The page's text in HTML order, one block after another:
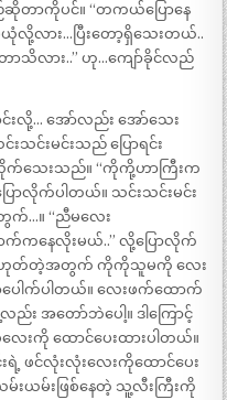
ဆိုတာကိုပင်။ “တကယ်ပြောနေ
လို့လား…ပြီးတော့ရှိသေးတယ်..
ာသိလား..” ဟု…ကျော်ခိုင်လည်
လို့… အော်လည်း အော်သေး
သင်းမင်းသည် ပြောရင်း
က်သေးသည်။ “ကိုကို့ဟာကြီးက
ြောလိုက်ပါတယ်။ သင်းသင်းမင်း
က်…။ “ညီမလေး
ကနေလိုးမယ်..” လို့ပြောလိုက်
မဟုတ်တဲ့အတွက် ကိုကိုသူမကို လေး
ါက်ပါတယ်။ လေးဖက်ထောက်
အတော်ဘဲပေါ့။ ဒါကြောင့်
ေးကို ထောင်ပေးထားပါတယ်။
းရဲ့ ဖင်လုံးလုံးလေးကိုထောင်ပေး
းယမ်းဖြစ်နေတဲ့ သူ့လီးကြီးကို